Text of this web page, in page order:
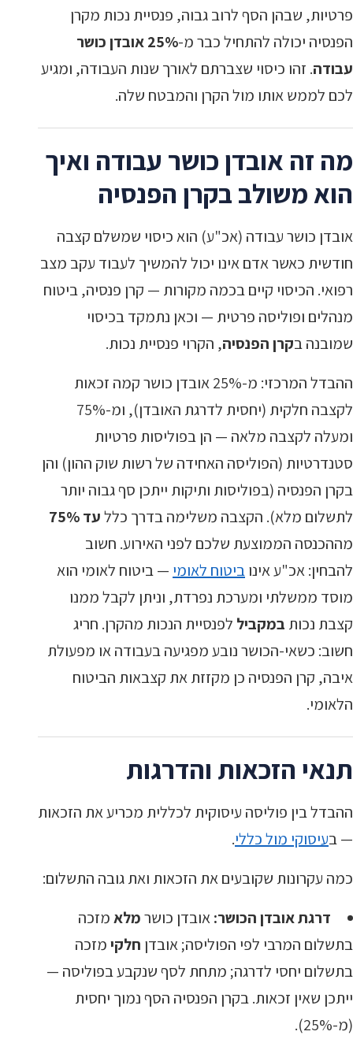
פרטיות, שבהן הסף לרוב גבוה, פנסיית נכות מקרן
הפנסיה יכולה להתחיל כבר מ-
25% אובדן כושר
עבודה. זהו כיסוי שצברתם לאורך שנות העבודה, ומגיע
לכם לממש אותו מול הקרן והמבטח שלה.
מה זה אובדן כושר עבודה ואיך
הוא משולב בקרן הפנסיה
אובדן כושר עבודה (אכ"ע) הוא כיסוי שמשלם קצבה
חודשית כאשר אדם אינו יכול להמשיך לעבוד עקב מצב
רפואי. הכיסוי קיים בכמה מקורות — קרן פנסיה, ביטוח
מנהלים ופוליסה פרטית — וכאן נתמקד בכיסוי
שמובנה בקרן הפנסיה, הקרוי פנסיית נכות.
ההבדל המרכזי: מ-25% אובדן כושר קמה זכאות
לקצבה חלקית (יחסית לדרגת האובדן), ומ-75%
ומעלה לקצבה מלאה — הן בפוליסות פרטיות
סטנדרטיות (הפוליסה האחידה של רשות שוק ההון) והן
בקרן הפנסיה (בפוליסות ותיקות ייתכן סף גבוה יותר
לתשלום מלא). הקצבה משלימה בדרך כללעד 75%
מההכנסה הממוצעת שלכם לפני האירוע. חשוב
להבחין: אכ"ע אינוביטוח לאומי — ביטוח לאומי הוא
מוסד ממשלתי ומערכת נפרדת, וניתן לקבל ממנו
קצבת נכות במקביל לפנסיית הנכות מהקרן. חריג
חשוב: כשאי-הכושר נובע מפגיעה בעבודה או מפעולת
איבה, קרן הפנסיה כן מקזזת את קצבאות הביטוח
הלאומי.
תנאי הזכאות והדרגות
ההבדל בין פוליסה עיסוקית לכללית מכריע את הזכאות
— בעיסוקי מול כללי.
כמה עקרונות שקובעים את הזכאות ואת גובה התשלום:
דרגת אובדן הכושר:אובדן כושרמלאמזכה
בתשלום המרבי לפי הפוליסה; אובדן חלקימזכה
בתשלום יחסי לדרגה; מתחת לסף שנקבע בפוליסה —
ייתכן שאין זכאות. בקרן הפנסיה הסף נמוך יחסית
(מ-25%).